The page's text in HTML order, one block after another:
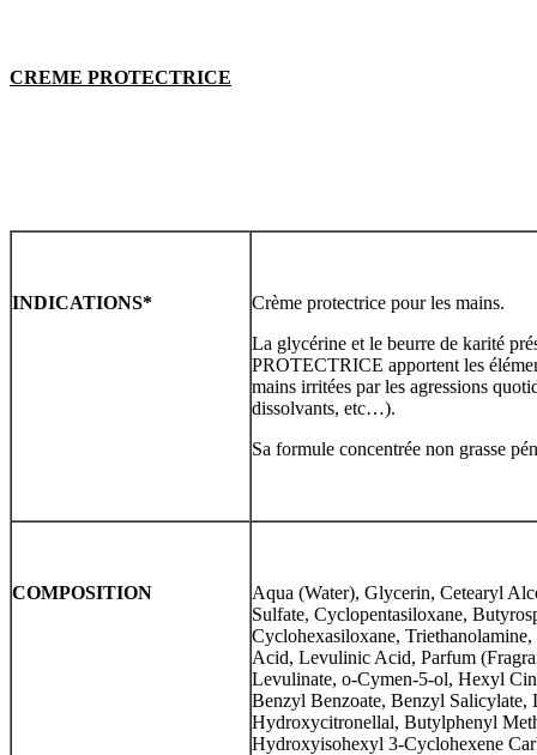
CREME PROTECTRICE
INDICATIONS*
Crème protectrice pour les mains.
La glycérine et le beurre de karité
PROTECTRICE apportent les
mains irritées par les agressions
dissolvants, etc…).
Sa formule concentrée non grasse
COMPOSITION
Aqua (Water), Glycerin, Cetearyl
Sulfate, Cyclopentasiloxane,
Cyclohexasiloxane,
Acid, Levulinic Acid, Parfum
Levulinate, o-Cymen-5-ol, Hexyl
Benzyl Benzoate, Benzyl
Hydroxycitronellal, Butylphenyl
Hydroxyisohexyl 3-Cyclohexene